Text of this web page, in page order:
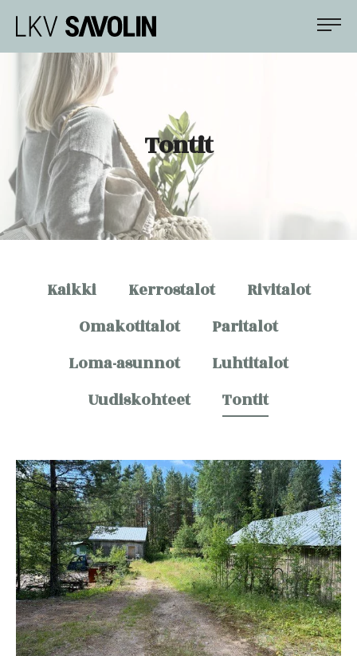
Siirry
suoraan
sisältöön
LKV Savolin
asunto-
kiinteistökaupoissa
Tontit
Kaikki Kerrostalot
Rivitalot
Omakotitalot
Paritalot
Loma-asunnot
Luhtitalot
Uudiskohteet
Tontit